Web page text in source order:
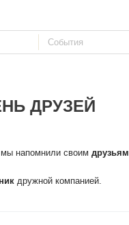
ДРУЗЕЙ
напомнили своим друзьям
дружной компанией.